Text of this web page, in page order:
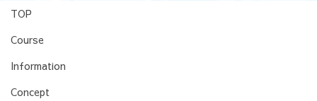
TOP
Course
Information
Concept